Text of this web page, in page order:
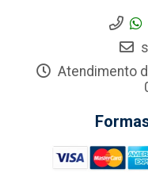
Atendimento